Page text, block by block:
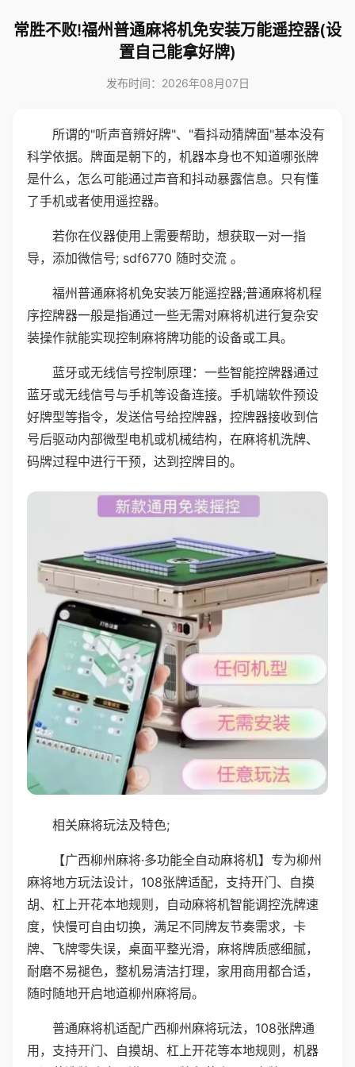
常胜不败!福州普通麻将机免安装万能遥控器(设
置自己能拿好牌)
发布时间：2026年08月07日
所谓的"听声音辨好牌"、"看抖动猜牌面"基本没有
科学依据。牌面是朝下的，机器本身也不知道哪张牌
是什么，怎么可能通过声音和抖动暴露信息。只有懂
了手机或者使用遥控器。
若你在仪器使用上需要帮助，想获取一对一指
导，添加微信号; sdf6770 随时交流 。
福州普通麻将机免安装万能遥控器;普通麻将机程
序控牌器一般是指通过一些无需对麻将机进行复杂安
装操作就能实现控制麻将牌功能的设备或工具。
蓝牙或无线信号控制原理：一些智能控牌器通过
蓝牙或无线信号与手机等设备连接。手机端软件预设
好牌型等指令，发送信号给控牌器，控牌器接收到信
号后驱动内部微型电机或机械结构，在麻将机洗牌、
码牌过程中进行干预，达到控牌目的。
相关麻将玩法及特色;
【广西柳州麻将·多功能全自动麻将机】专为柳州
麻将地方玩法设计，108张牌适配，支持开门、自摸
胡、杠上开花本地规则，自动麻将机智能调控洗牌速
度，快慢可自由切换，满足不同牌友节奏需求，卡
牌、飞牌零失误，桌面平整光滑，麻将牌质感细腻，
耐磨不易褪色，整机易清洁打理，家用商用都合适，
随时随地开启地道柳州麻将局。
普通麻将机适配广西柳州麻将玩法，108张牌通
用，支持开门、自摸胡、杠上开花等本地规则，机器